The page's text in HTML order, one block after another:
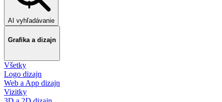
AI vyhľadávanie
Grafika a dizajn
Všetky
Logo dizajn
Web a App dizajn
Vizitky